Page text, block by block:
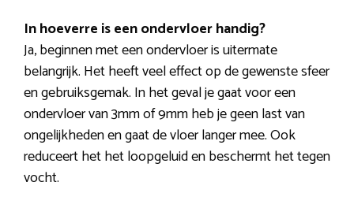
In hoeverre is een ondervloer handig?
Ja, beginnen met een ondervloer is uitermate
belangrijk. Het heeft veel effect op de gewenste sfeer
en gebruiksgemak. In het geval je gaat voor een
ondervloer van 3mm of 9mm heb je geen last van
ongelijkheden en gaat de vloer langer mee. Ook
reduceert het het loopgeluid en beschermt het tegen
vocht.